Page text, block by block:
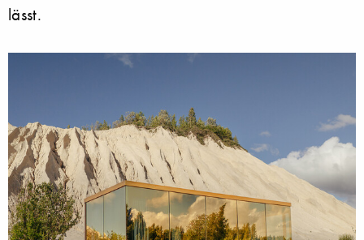
lässt.